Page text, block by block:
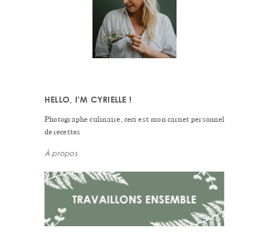
HELLO, I’M CYRIELLE !
Photographe culinaire, ceci est mon carnet personnel
de recettes
À propos